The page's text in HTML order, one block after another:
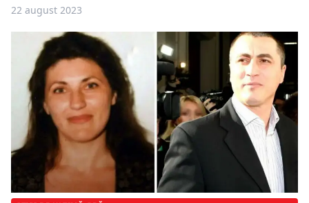
22 august 2023